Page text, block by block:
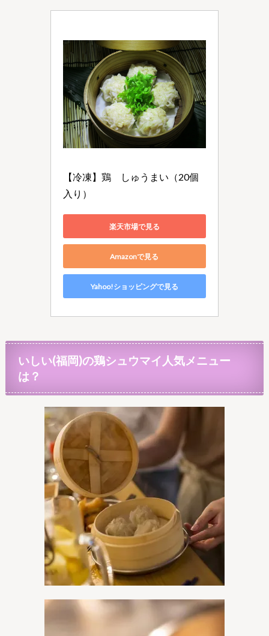
【冷凍】鶏　しゅうまい（20個
入り）
楽天市場で見る
Amazonで見る
Yahoo!ショッピングで見る
いしい(福岡)の鶏シュウマイ人気メニュー
は？